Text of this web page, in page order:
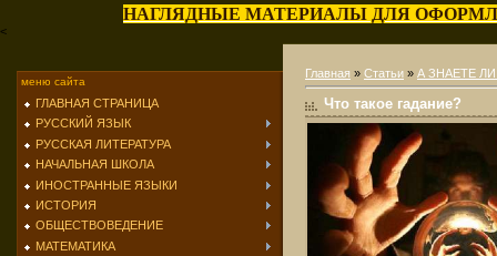
НАГЛЯДНЫЕ МАТЕРИАЛЫ ДЛЯ
<
меню сайта
ГЛАВНАЯ СТРАНИЦА
РУССКИЙ ЯЗЫК
РУССКАЯ ЛИТЕРАТУРА
НАЧАЛЬНАЯ ШКОЛА
ИНОСТРАННЫЕ ЯЗЫКИ
ИСТОРИЯ
ОБЩЕСТВОВЕДЕНИЕ
МАТЕМАТИКА
Главная » Статьи » А ЗНАЕТЕ
Что такое гадание?